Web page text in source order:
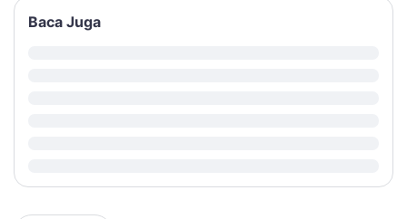
Baca Juga